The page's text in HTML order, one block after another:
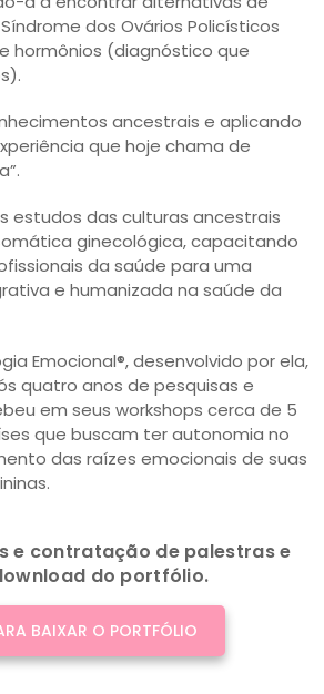
dos Ovários Policísticos
hormônios (diagnóstico que
ancestrais e aplicando
que hoje chama de
estudos das culturas ancestrais
ginecológica, capacitando
da saúde para uma
e humanizada na saúde da
Emocional®, desenvolvido por ela,
quatro anos de pesquisas e
em seus workshops cerca de 5
que buscam ter autonomia no
das raízes emocionais de suas
e contratação de palestras e
do portfólio.
BAIXAR O PORTFÓLIO